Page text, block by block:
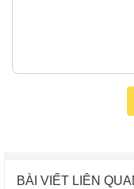
BÀI VIẾT LIÊN